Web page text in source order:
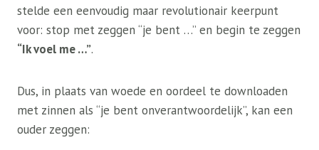
stelde een eenvoudig maar revolutionair keerpunt
voor: stop met zeggen “je bent …” en begin te zeggen
“Ik voel me …”.
Dus, in plaats van woede en oordeel te downloaden
met zinnen als “je bent onverantwoordelijk”, kan een
ouder zeggen: